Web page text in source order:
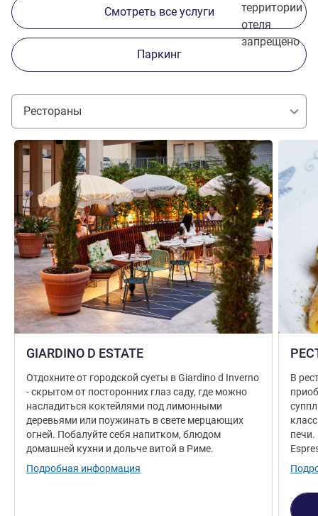
территории
отеля
запрещено
Смотреть все услуги
Паркинг
Рестораны
GIARDINO D ESTATE
Подробная информация
Отдохните от городской суеты в Giardino d Inverno
- скрытом от посторонних глаз саду, где можно
насладиться коктейлями под лимонными
деревьями или поужинать в свете мерцающих
огней. Побалуйте себя напитком, блюдом
домашней кухни и дольче витой в Риме.
Подробная информация
В